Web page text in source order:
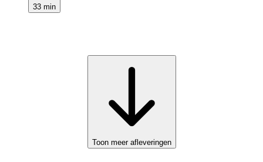
33 min
Toon meer afleveringen